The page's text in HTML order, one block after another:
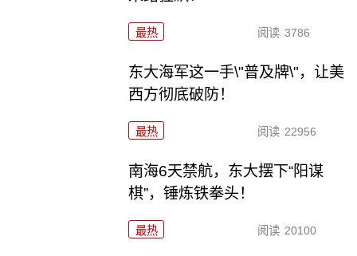
最热 阅读 3786
东大海军这一手\"普及牌\"，让美
西方彻底破防！
最热 阅读 22956
南海6天禁航，东大摆下“阳谋
棋”，锤炼铁拳头！
最热 阅读 20100